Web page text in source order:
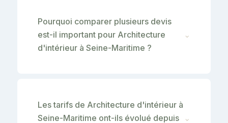
Pourquoi comparer plusieurs devis
est-il important pour Architecture
d'intérieur à Seine-Maritime ?
⌄
Les tarifs de Architecture d'intérieur à
Seine-Maritime ont-ils évolué depuis
⌄